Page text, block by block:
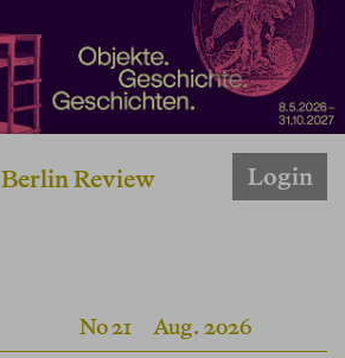
Berlin Review Login
No 21 Aug. 2026